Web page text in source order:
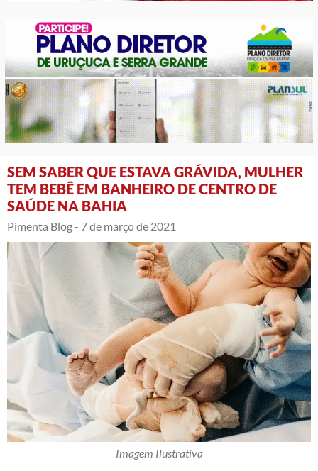
SEM SABER QUE ESTAVA GRÁVIDA, MULHER
TEM BEBÊ EM BANHEIRO DE CENTRO DE
SAÚDE NA BAHIA
Pimenta Blog - 7 de março de 2021
Imagem Ilustrativa